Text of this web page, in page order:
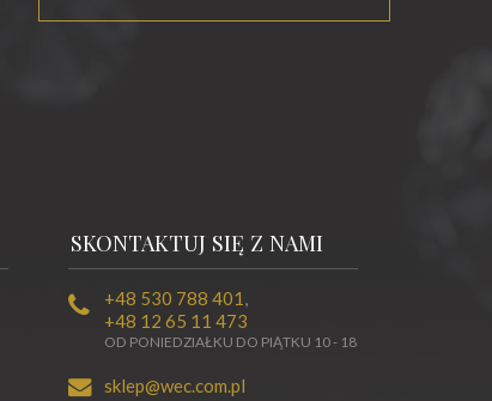
SKONTAKTUJ SIĘ Z NAMI
+48 530 788 401 ,
+48 12 65 11 473
OD PONIEDZIAŁKU DO PIĄTKU 10 - 18
sklep@wec.com.pl